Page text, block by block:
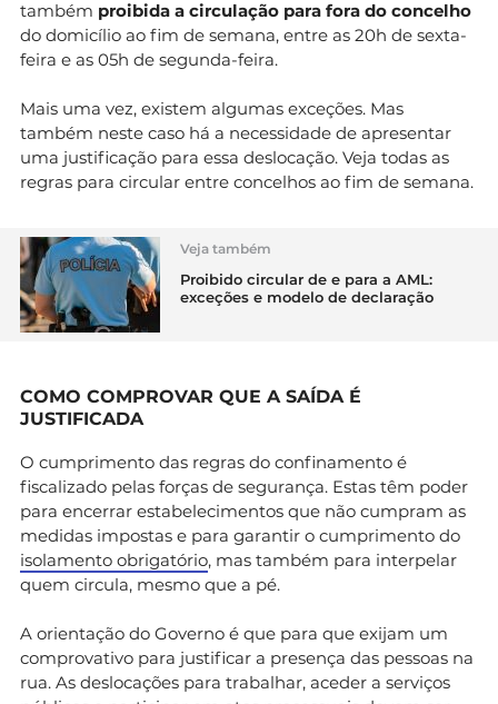
também proibida a circulação para fora do concelho
do domicílio ao fim de semana, entre as 20h de sexta-
feira e as 05h de segunda-feira.
Mais uma vez, existem algumas exceções. Mas
também neste caso há a necessidade de apresentar
uma justificação para essa deslocação. Veja todas as
regras para circular entre concelhos ao fim de semana.
Veja também
Proibido circular de e para a AML:
exceções e modelo de declaração
COMO COMPROVAR QUE A SAÍDA É
JUSTIFICADA
O cumprimento das regras do confinamento é
fiscalizado pelas forças de segurança. Estas têm poder
para encerrar estabelecimentos que não cumpram as
medidas impostas e para garantir o cumprimento do
isolamento obrigatório, mas também para interpelar
quem circula, mesmo que a pé.
A orientação do Governo é que para que exijam um
comprovativo para justificar a presença das pessoas na
rua. As deslocações para trabalhar, aceder a serviços